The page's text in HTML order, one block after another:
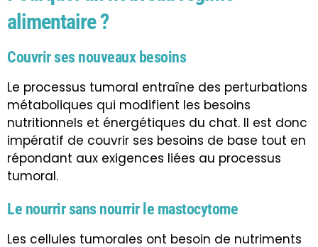
alimentaire ?
Couvrir ses nouveaux besoins
Le processus tumoral entraîne des perturbations
métaboliques qui modifient les besoins
nutritionnels et énergétiques du chat. Il est donc
impératif de couvrir ses besoins de base tout en
répondant aux exigences liées au processus
tumoral.
Le nourrir sans nourrir le mastocytome
Les cellules tumorales ont besoin de nutriments